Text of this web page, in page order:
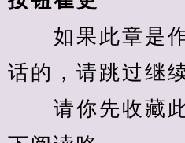
如果此章是作
话的，请跳过继
请你先收藏此